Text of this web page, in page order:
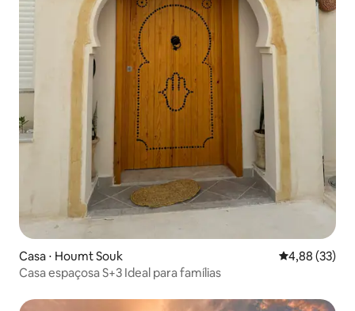
Casa ⋅ Houmt Souk 4,88 de uma
4,88 (33)
Casa espaçosa S+3 Ideal para famílias